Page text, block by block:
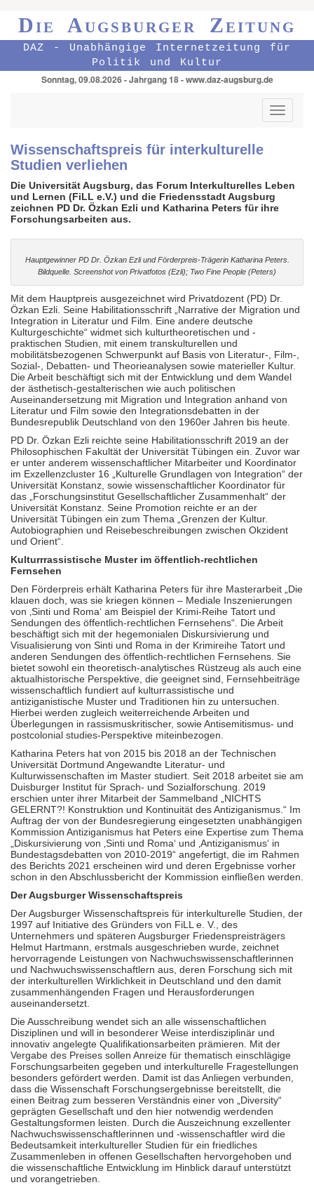
Die Augsburger Zeitung
DAZ - Unabhängige Internetzeitung für
Politik und Kultur
Sonntag, 09.08.2026 - Jahrgang 18 - www.daz-augsburg.de
Toggle
Wissenschaftspreis für interkulturelle
Studien verliehen
Die Universität Augsburg, das Forum Interkulturelles Leben
und Lernen (FiLL e.V.) und die Friedensstadt Augsburg
zeichnen PD Dr. Özkan Ezli und Katharina Peters für ihre
Forschungsarbeiten aus.
Hauptgewinner PD Dr. Özkan Ezli und Förderpreis-Trägerin Katharina Peters.
Bildquelle. Screenshot von Privatfotos (Ezli); Two Fine People (Peters)
Mit dem Hauptpreis ausgezeichnet wird Privatdozent (PD) Dr.
Özkan Ezli. Seine Habilitationsschrift „Narrative der Migration und
Integration in Literatur und Film. Eine andere deutsche
Kulturgeschichte“ widmet sich kulturtheoretischen und -
praktischen Studien, mit einem transkulturellen und
mobilitätsbezogenen Schwerpunkt auf Basis von Literatur-, Film-,
Sozial-, Debatten- und Theorieanalysen sowie materieller Kultur.
Die Arbeit beschäftigt sich mit der Entwicklung und dem Wandel
der ästhetisch-gestalterischen wie auch politischen
Auseinandersetzung mit Migration und Integration anhand von
Literatur und Film sowie den Integrationsdebatten in der
Bundesrepublik Deutschland von den 1960er Jahren bis heute.
PD Dr. Özkan Ezli reichte seine Habilitationsschrift 2019 an der
Philosophischen Fakultät der Universität Tübingen ein. Zuvor war
er unter anderem wissenschaftlicher Mitarbeiter und Koordinator
im Exzellenzcluster 16 „Kulturelle Grundlagen von Integration“ der
Universität Konstanz, sowie wissenschaftlicher Koordinator für
das „Forschungsinstitut Gesellschaftlicher Zusammenhalt“ der
Universität Konstanz. Seine Promotion reichte er an der
Universität Tübingen ein zum Thema „Grenzen der Kultur.
Autobiographien und Reisebeschreibungen zwischen Okzident
und Orient“.
Kulturrrassistische Muster im öffentlich-rechtlichen
Fernsehen
Den Förderpreis erhält Katharina Peters für ihre Masterarbeit „Die
klauen doch, was sie kriegen können – Mediale Inszenierungen
von ‚Sinti und Roma‘ am Beispiel der Krimi-Reihe Tatort und
Sendungen des öffentlich-rechtlichen Fernsehens“. Die Arbeit
beschäftigt sich mit der hegemonialen Diskursivierung und
Visualisierung von Sinti und Roma in der Krimireihe Tatort und
anderen Sendungen des öffentlich-rechtlichen Fernsehens. Sie
bietet sowohl ein theoretisch-analytisches Rüstzeug als auch eine
aktualhistorische Perspektive, die geeignet sind, Fernsehbeiträge
wissenschaftlich fundiert auf kulturrassistische und
antiziganistische Muster und Traditionen hin zu untersuchen.
Hierbei werden zugleich weiterreichende Arbeiten und
Überlegungen in rassismuskritischer, sowie Antisemitismus- und
postcolonial studies-Perspektive miteinbezogen.
Katharina Peters hat von 2015 bis 2018 an der Technischen
Universität Dortmund Angewandte Literatur- und
Kulturwissenschaften im Master studiert. Seit 2018 arbeitet sie am
Duisburger Institut für Sprach- und Sozialforschung. 2019
erschien unter ihrer Mitarbeit der Sammelband „NICHTS
GELERNT?! Konstruktion und Kontinuität des Antiziganismus.“ Im
Auftrag der von der Bundesregierung eingesetzten unabhängigen
Kommission Antiziganismus hat Peters eine Expertise zum Thema
„Diskursivierung von ‚Sinti und Roma‘ und ‚Antiziganismus‘ in
Bundestagsdebatten von 2010-2019“ angefertigt, die im Rahmen
des Berichts 2021 erscheinen wird und deren Ergebnisse vorher
schon in den Abschlussbericht der Kommission einfließen werden.
Der Augsburger Wissenschaftspreis
Der Augsburger Wissenschaftspreis für interkulturelle Studien, der
1997 auf Initiative des Gründers von FiLL e. V., des
Unternehmers und späteren Augsburger Friedenspreisträgers
Helmut Hartmann, erstmals ausgeschrieben wurde, zeichnet
hervorragende Leistungen von Nachwuchswissenschaftlerinnen
und Nachwuchswissenschaftlern aus, deren Forschung sich mit
der interkulturellen Wirklichkeit in Deutschland und den damit
zusammenhängenden Fragen und Herausforderungen
auseinandersetzt.
Die Ausschreibung wendet sich an alle wissenschaftlichen
Disziplinen und will in besonderer Weise interdisziplinär und
innovativ angelegte Qualifikationsarbeiten prämieren. Mit der
Vergabe des Preises sollen Anreize für thematisch einschlägige
Forschungsarbeiten gegeben und interkulturelle Fragestellungen
besonders gefördert werden. Damit ist das Anliegen verbunden,
dass die Wissenschaft Forschungsergebnisse bereitstellt, die
einen Beitrag zum besseren Verständnis einer von „Diversity“
geprägten Gesellschaft und den hier notwendig werdenden
Gestaltungsformen leisten. Durch die Auszeichnung exzellenter
Nachwuchswissenschaftlerinnen und -wissenschaftler wird die
Bedeutsamkeit interkultureller Studien für ein friedliches
Zusammenleben in offenen Gesellschaften hervorgehoben und
die wissenschaftliche Entwicklung im Hinblick darauf unterstützt
und vorangetrieben.